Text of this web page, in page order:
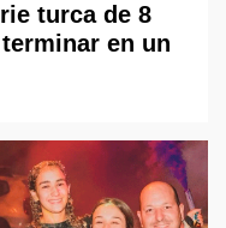
turca de 8
en un